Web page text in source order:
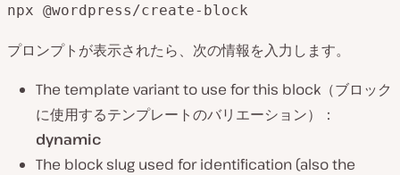
npx @wordpress/create-block
プロンプトが表示されたら、次の情報を入力します。
The template variant to use for this block（ブロック
に使用するテンプレートのバリエーション）：
dynamic
The block slug used for identification (also the